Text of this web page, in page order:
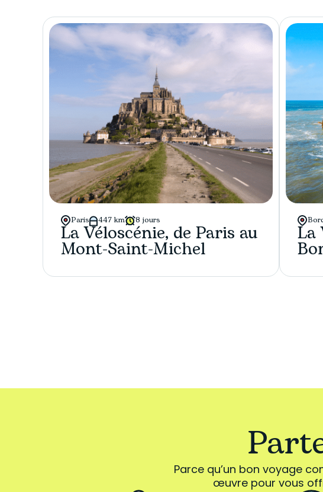
Paris 447 km 8 jours
La Véloscénie, de Paris au
Mont-Saint-Michel
La
Parce qu’un bon voyage
œuvre pour vous